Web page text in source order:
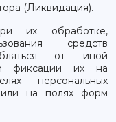
(Ликвидация).
их обработке,
средств
от иной
фиксации их на
персональных
или на полях форм